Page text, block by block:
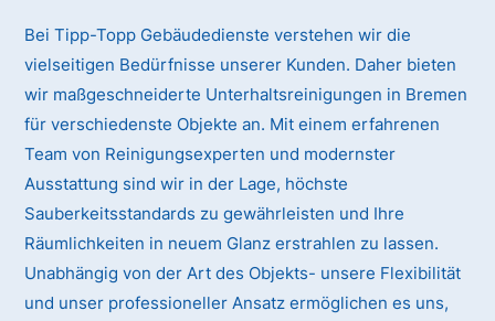
Bei Tipp-Topp Gebäudedienste verstehen wir die
vielseitigen Bedürfnisse unserer Kunden. Daher bieten
wir maßgeschneiderte Unterhaltsreinigungen in Bremen
für verschiedenste Objekte an. Mit einem erfahrenen
Team von Reinigungsexperten und modernster
Ausstattung sind wir in der Lage, höchste
Sauberkeitsstandards zu gewährleisten und Ihre
Räumlichkeiten in neuem Glanz erstrahlen zu lassen.
Unabhängig von der Art des Objekts- unsere Flexibilität
und unser professioneller Ansatz ermöglichen es uns,